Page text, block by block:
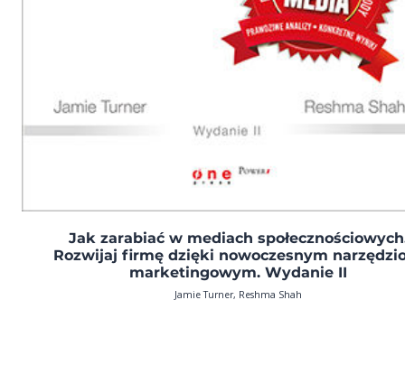
Jak zarabiać w mediach
Rozwijaj firmę dzięki nowoczesnym
marketingowym. Wydanie II
Jamie Turner, Reshma Shah